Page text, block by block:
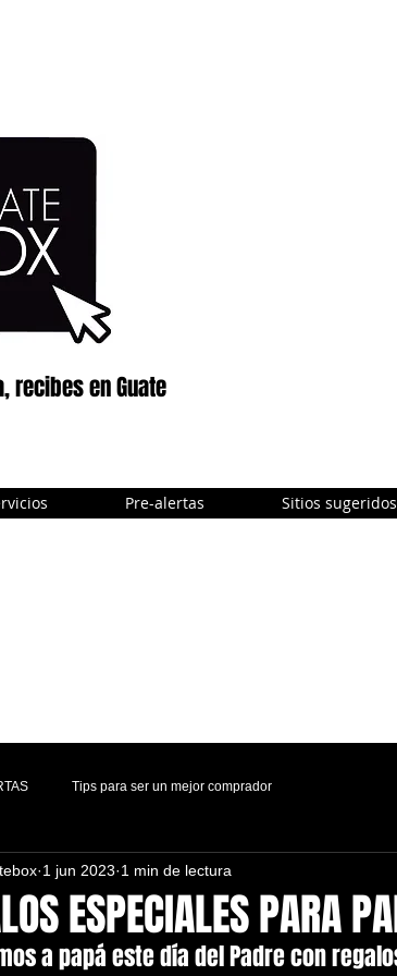
recibes en Guate
Pre-alertas Sitios sugeridos
Tips para ser un mejor comprador
ESPECIALES PARA
1 jun 2023 1 min de lectura
a papá este día del Padre con